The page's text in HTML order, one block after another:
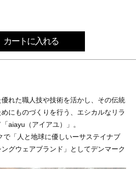
れた職人技や技術を活かし、その伝統
にものづくりを行う、エシカルなリラ
aiayu（アイアユ）」。
で「人と地球に優しいーサステイナブ
グウェアブランド」としてデンマーク